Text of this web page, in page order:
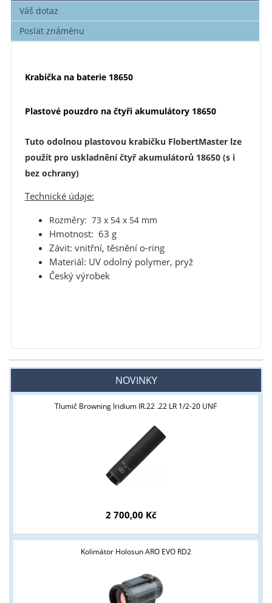
Váš dotaz
Poslat známénu
Krabička na baterie 18650
Plastové pouzdro na čtyři akumulátory 18650
Tuto odolnou plastovou krabičku FlobertMaster lze
použít pro uskladnění čtyřakumulátorů 18650 (s i
bez ochrany)
Technické údaje:
Rozměry: 73 x 54 x 54 mm
Hmotnost: 63 g
Závit: vnitřní, těsnění o-ring
Materiál: UV odolný polymer, pryž
Český výrobek
NOVINKY
Tlumič Browning Iridium IR.22 .22 LR 1/2-20 UNF
2 700,00 Kč
Kolimátor Holosun ARO EVO RD2